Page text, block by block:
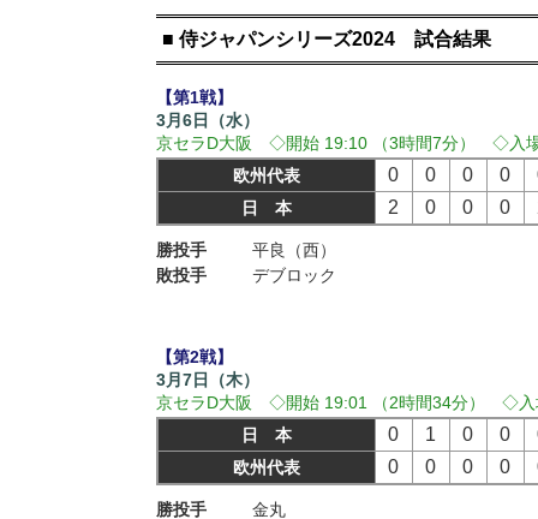
■ 侍ジャパンシリーズ2024 試合結果
【第1戦】
3月6日（水）
京セラD大阪 ◇開始 19:10 （3時間7分） ◇入
欧州代表
0 0 0 0
日 本 2 0 0 0
勝投手
平良（西）
敗投手
デブロック
【第2戦】
3月7日（木）
京セラD大阪 ◇開始 19:01 （2時間34分） ◇入
日 本
0 1 0 0
欧州代表 0 0 0 0
勝投手
金丸